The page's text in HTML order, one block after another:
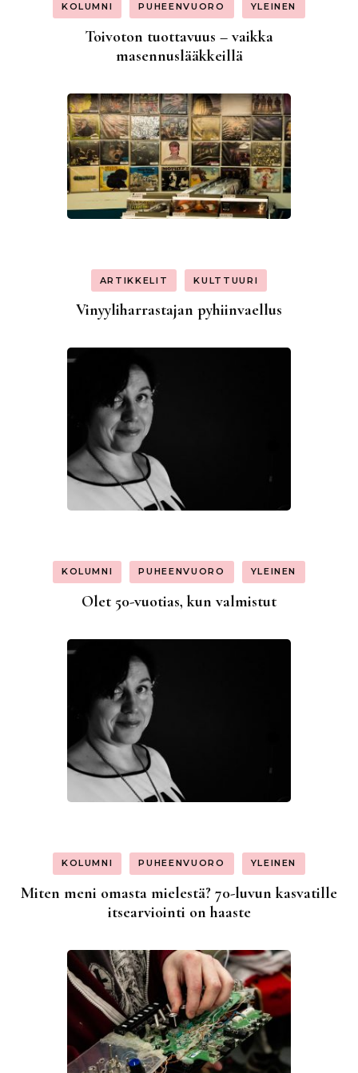
KOLUMNI PUHEENVUORO YLEINEN
Toivoton tuottavuus – vaikka
masennuslääkkeillä
ARTIKKELIT KULTTUURI
Vinyyliharrastajan pyhiinvaellus
KOLUMNI PUHEENVUORO YLEINEN
Olet 50-vuotias, kun valmistut
KOLUMNI PUHEENVUORO YLEINEN
Miten meni omasta mielestä? 70-luvun kasvatille
itsearviointi on haaste